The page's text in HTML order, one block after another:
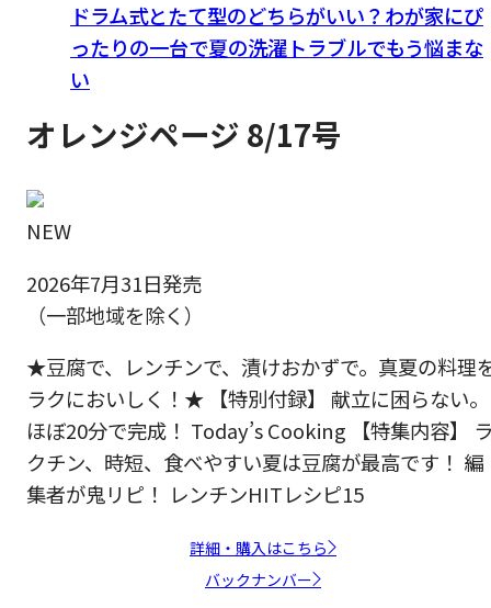
ドラム式とたて型のどちらがいい？わが家にぴ
ったりの一台で夏の洗濯トラブルでもう悩まな
い
オレンジページ 8/17号
NEW
2026年7月31日発売
（一部地域を除く）
★豆腐で、レンチンで、漬けおかずで。真夏の料理
ラクにおいしく！★ 【特別付録】 献立に困らない。
ほぼ20分で完成！ Today’s Cooking 【特集内容】
クチン、時短、食べやすい夏は豆腐が最高です！ 編
集者が鬼リピ！ レンチンHITレシピ15
詳細・購入はこちら
バックナンバー